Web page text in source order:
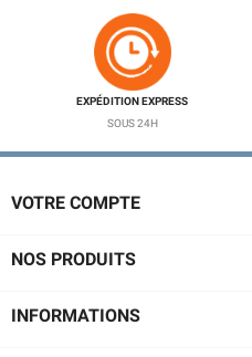
EXPÉDITION EXPRESS
SOUS 24H
VOTRE COMPTE
NOS PRODUITS
INFORMATIONS